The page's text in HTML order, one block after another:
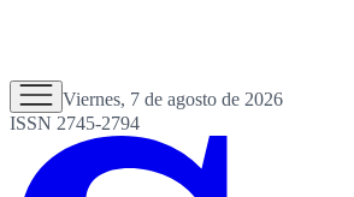
Viernes, 7 de agosto de 2026
ISSN 2745-2794